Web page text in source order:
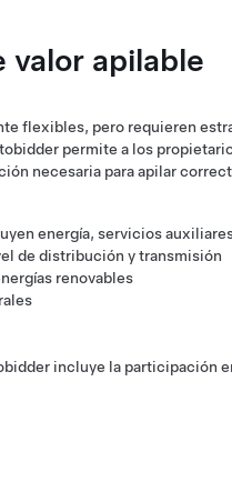
valor apilable
flexibles, pero requieren
permite a los
necesaria para apilar
energía, servicios
de distribución y transmisión
renovables
incluye la participación